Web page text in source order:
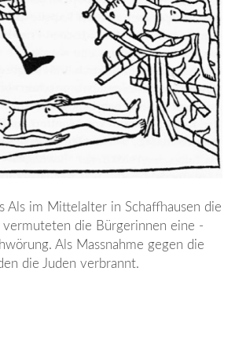
Als im Mittel­alter in Schaffhausen die
vermuteten die ­Bürgerinnen eine
Als Massnahme gegen die
die Juden verbrannt.